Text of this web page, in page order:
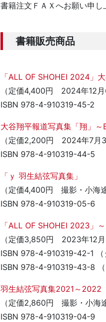
書籍注文ＦＡＸへお願い申し
書籍販売商品
「ALL OF SHOHEI 2024」
（定価4,400円 2024年12月
ISBN 978-4-910319-45-2
大谷翔平報道写真集「翔」
（定価2,200円 2024年7月
ISBN 978-4-910319-44-5
「ｙ 羽生結弦写真集」
（定価4,400円 撮影・小海
ISBN 978-4-910319-05-6
「ALL OF SHOHEI 2023」
（定価3,850円 2023年12月
ISBN 978-4-910319-42-1 （
ISBN 978-4-910319-43-8 （
羽生結弦写真集2021～2022
（定価2,860円 撮影・小海
ISBN 978-4-910319-04-9